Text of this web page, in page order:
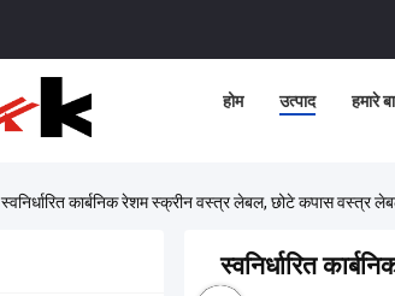
होम उत्पाद हमारे
स्वनिर्धारित कार्बनिक रेशम स्क्रीन वस्त्र लेबल, छोटे कपास वस्त्र
स्वनिर्धारित